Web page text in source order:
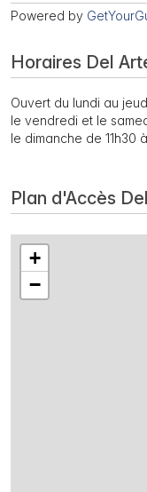
Powered by
Horaires Del
Ouvert du lundi au
le vendredi et le
le dimanche de 11h30
Plan d'Accès
+
−